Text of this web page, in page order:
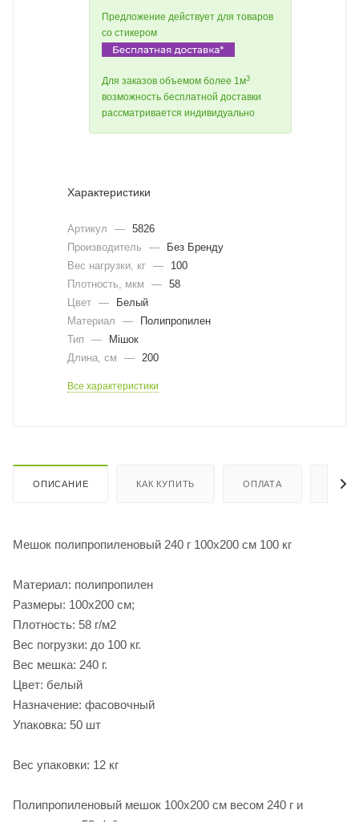
Предложение действует для товаров
со стикером
Для заказов объемом более 1м3
возможность бесплатной доставки
рассматривается индивидуально
Характеристики
Артикул — 5826
Производитель
—
Без Бренду
Вес нагрузки, кг —
100
Плотность, мкм
— 58
Цвет —
Белый
Материал
—
Полипропилен
Тип
—
Мішок
Длина, cм
— 200
Все характеристики
ОПИСАНИЕ КАК КУПИТЬ ОПЛАТА
Мешок полипропиленовый 240 г 100х200 см 100 кг
Материал: полипропилен
Размеры: 100х200 см;
Плотность: 58 г/м2
Вес погрузки: до 100 кг.
Вес мешка: 240 г.
Цвет: белый
Назначение: фасовочный
Упаковка: 50 шт
Вес упаковки: 12 кг
Полипропиленовый мешок 100х200 см весом 240 г и